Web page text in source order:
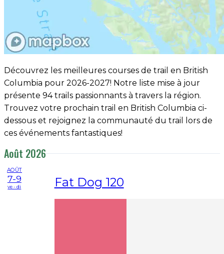
Découvrez les meilleures courses de trail en British
Columbia pour 2026-2027! Notre liste mise à jour
présente 94 trails passionnants à travers la région.
Trouvez votre prochain trail en British Columbia ci-
dessous et rejoignez la communauté du trail lors de
ces événements fantastiques!
Août 2026
AOÛT
7-9
ve - di Fat Dog 120